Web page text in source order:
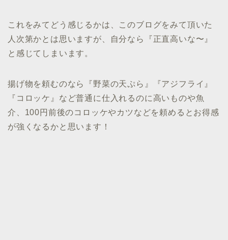
これをみてどう感じるかは、このブログをみて頂いた
人次第かとは思いますが、自分なら『正直高いな〜』
と感じてしまいます。
揚げ物を頼むのなら『野菜の天ぷら』『アジフライ』
『コロッケ』など普通に仕入れるのに高いものや魚
介、100円前後のコロッケやカツなどを頼めるとお得感
が強くなるかと思います！